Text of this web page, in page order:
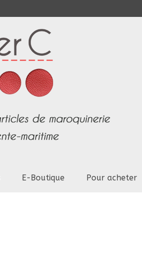
E-Boutique Pour acheter